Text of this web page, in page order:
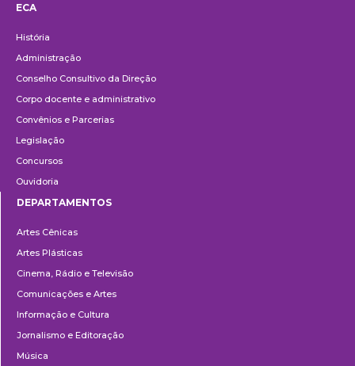
ECA
História
Administração
Conselho Consultivo da Direção
Corpo docente e administrativo
Convênios e Parcerias
Legislação
Concursos
Ouvidoria
DEPARTAMENTOS
Artes Cênicas
Artes Plásticas
Cinema, Rádio e Televisão
Comunicações e Artes
Informação e Cultura
Jornalismo e Editoração
Música